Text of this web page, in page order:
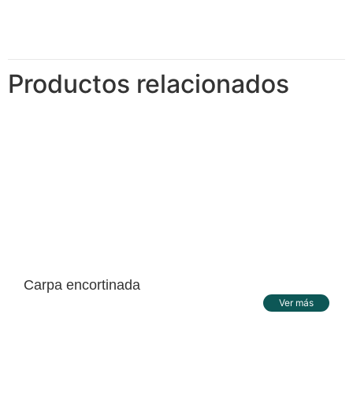
Productos relacionados
Carpa encortinada
Ver más